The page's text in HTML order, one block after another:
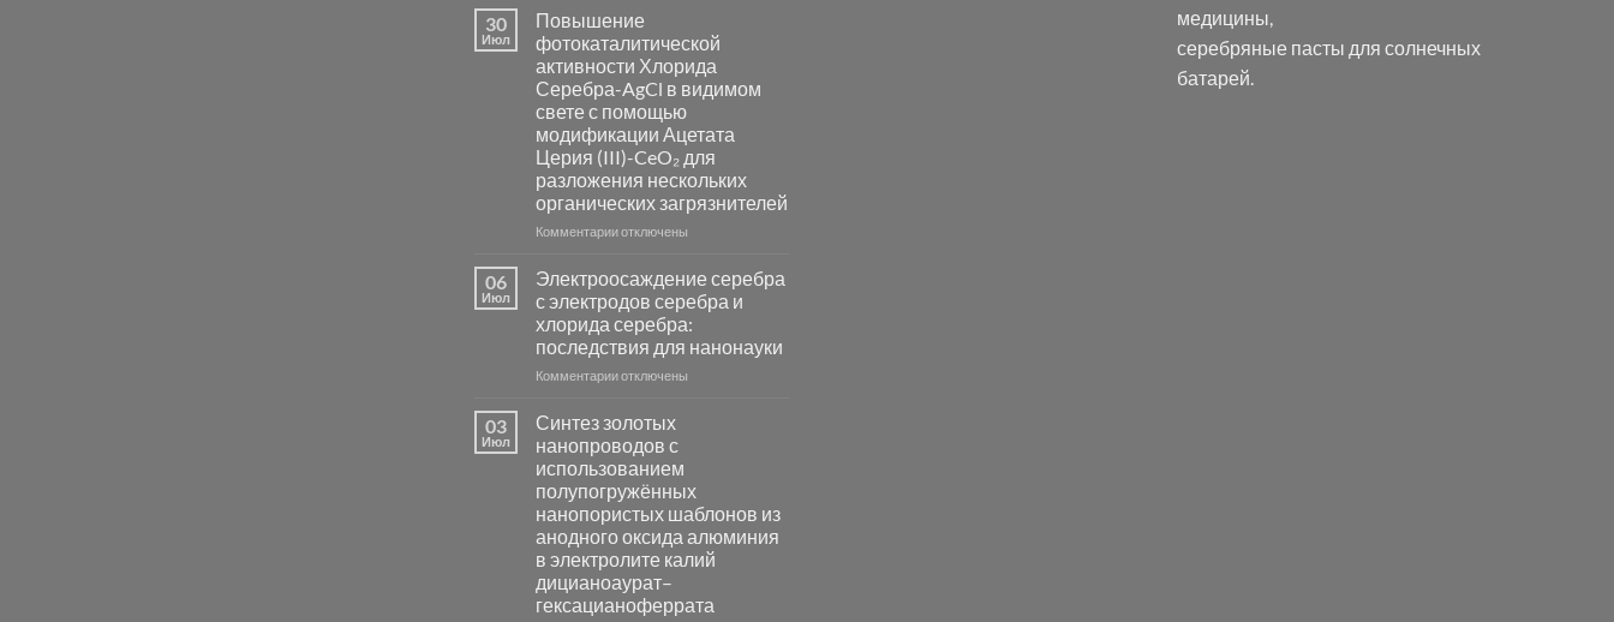
синтез
катализаторов
и
сенсоров
на
основе
металлов
платиновой
группы
30
Июл
Повышение
фотокаталитической
активности Хлорида
Серебра-AgCl в видимом
свете с помощью
модификации Ацетата
Церия (III)-CeO₂ для
разложения нескольких
органических загрязнителей
Комментариик
фотокаталитической
активности
Хлорида
Серебра-
AgCl
свете
с
помощью
модификации
Ацетата
Церия
(III)-
CeO₂
для
разложения
отключены
06
Июл
Электроосаждение серебра
с электродов серебра и
хлорида серебра:
последствия для нанонауки
Комментариик
серебра
с
электродов
серебра
и
хлорида
серебра:
последствия
для
нанонауки
отключены
03
Июл
Синтез золотых
нанопроводов с
использованием
полупогружённых
нанопористых шаблонов из
анодного оксида алюминия
в электролите калий
дицианоаурат–
гексацианоферрата
медицины,
серебряные пасты для солнечных
батарей.